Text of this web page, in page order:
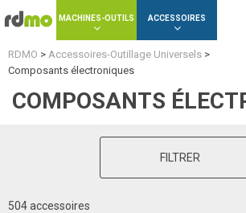
MACHINES-OUTILS ACCESSOIRES
RDMO > Accessoires-Outillage Universels >
Composants électroniques
COMPOSANTS
FILTRER
504 accessoires